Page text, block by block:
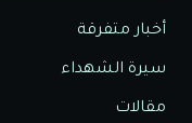
أخبار متفرقة
سيرة الشهداء
مقالات